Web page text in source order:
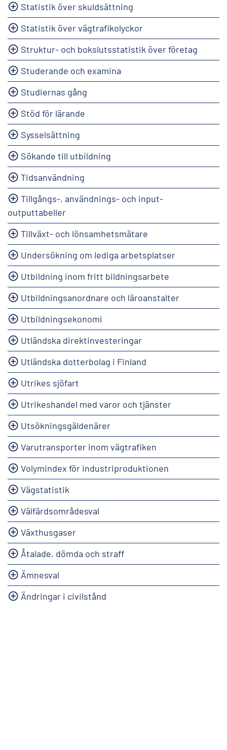
Statistik över skuldsättning
Statistik över vägtrafikolyckor
Struktur- och bokslutsstatistik över företag
Studerande och examina
Studiernas gång
Stöd för lärande
Sysselsättning
Sökande till utbildning
Tidsanvändning
Tillgångs-, användnings- och input-
outputtabeller
Tillväxt- och lönsamhetsmätare
Undersökning om lediga arbetsplatser
Utbildning inom fritt bildningsarbete
Utbildningsanordnare och läroanstalter
Utbildningsekonomi
Utländska direktinvesteringar
Utländska dotterbolag i Finland
Utrikes sjöfart
Utrikeshandel med varor och tjänster
Utsökningsgäldenärer
Varutransporter inom vägtrafiken
Volymindex för industriproduktionen
Vägstatistik
Välfärdsområdesval
Växthusgaser
Åtalade, dömda och straff
Ämnesval
Ändringar i civilstånd